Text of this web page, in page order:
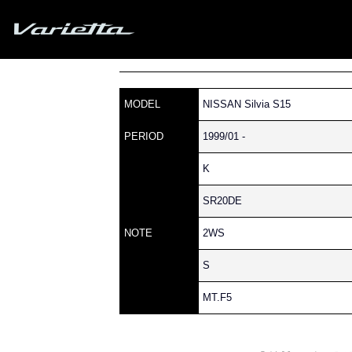
Home
MODEL NISSAN Silvia S15
PERIOD 1999/01 -
NOTE
K
SR20DE
2WS
S
MT.F5